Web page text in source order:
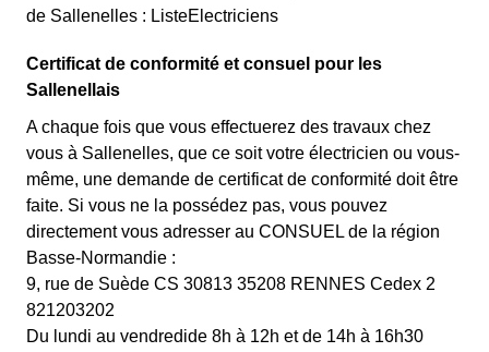
de Sallenelles : ListeElectriciens
Certificat de conformité et consuel pour les
Sallenellais
A chaque fois que vous effectuerez des travaux chez
vous à Sallenelles, que ce soit votre électricien ou vous-
même, une demande de certificat de conformité doit être
faite. Si vous ne la possédez pas, vous pouvez
directement vous adresser au CONSUEL de la région
Basse-Normandie :
9, rue de Suède CS 30813 35208 RENNES Cedex 2
821203202
Du lundi au vendredide 8h à 12h et de 14h à 16h30